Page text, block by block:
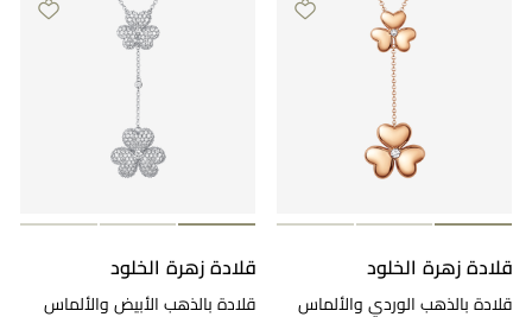
قلادة زهرة الخلود
قلادة بالذهب الوردي والألماس
قلادة زهرة الخلود
قلادة بالذهب الأبيض والألماس